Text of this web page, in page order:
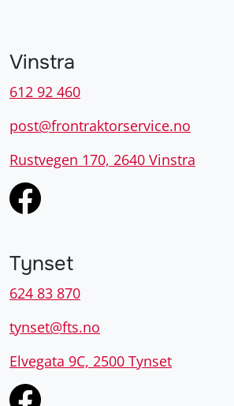
Vinstra
612 92 460
post@frontraktorservice.no
Rustvegen 170, 2640 Vinstra
Tynset
624 83 870
tynset@fts.no
Elvegata 9C, 2500 Tynset